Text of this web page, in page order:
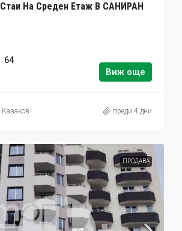
На Среден Етаж В САНИРАН
64
Виж още
преди 4 дни
ПРОДАВА